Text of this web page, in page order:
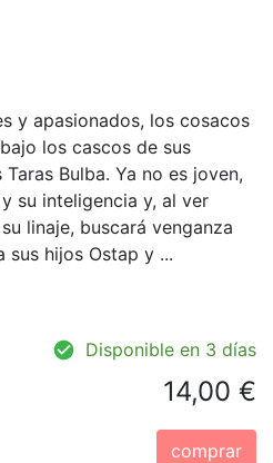
y apasionados, los cosacos
los cascos de sus
Bulba. Ya no es joven,
su inteligencia y, al ver
linaje, buscará venganza
sus hijos Ostap y ...
Disponible en 3 días
14,00 €
comprar